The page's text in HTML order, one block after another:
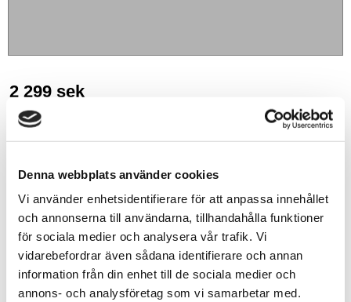
Denna webbplats använder cookies
Vi använder enhetsidentifierare för att anpassa innehållet
och annonserna till användarna, tillhandahålla funktioner
för sociala medier och analysera vår trafik. Vi
vidarebefordrar även sådana identifierare och annan
information från din enhet till de sociala medier och
annons- och analysföretag som vi samarbetar med.
2 299 sek
Lägg till i favoriter
Lagerstatus
Slutsåld